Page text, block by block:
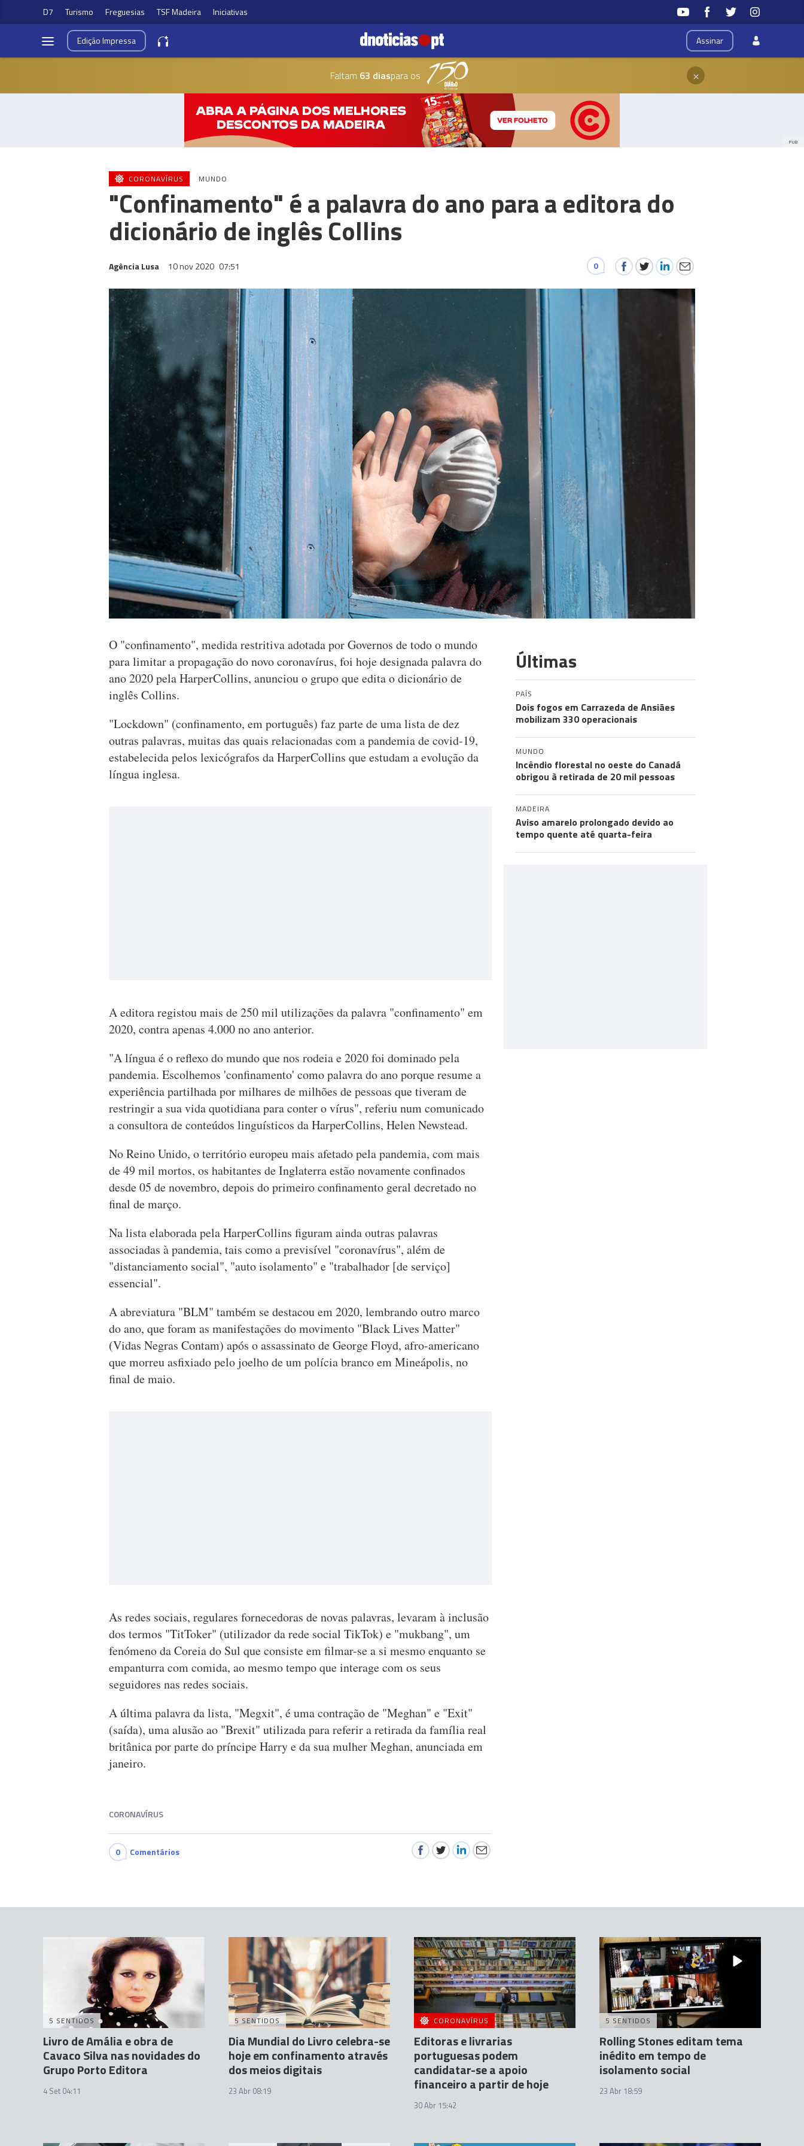
D7 Turismo Freguesias TSF Madeira Iniciativas
Assinar
EdiçãoImpressa
Faltam 63 diaspara os ×
PUB
CORONAVÍRUS MUNDO
"Confinamento" é a palavra do ano para a editora do
dicionário de inglês Collins
Agência Lusa 10 nov 2020 07:51 0
O "confinamento", medida restritiva adotada por Governos de todo o mundo
para limitar a propagação do novo coronavírus, foi hoje designada palavra do
ano 2020 pela HarperCollins, anunciou o grupo que edita o dicionário de
inglês Collins.
"Lockdown" (confinamento, em português) faz parte de uma lista de dez
outras palavras, muitas das quais relacionadas com a pandemia de covid-19,
estabelecida pelos lexicógrafos da HarperCollins que estudam a evolução da
língua inglesa.
A editora registou mais de 250 mil utilizações da palavra "confinamento" em
2020, contra apenas 4.000 no ano anterior.
"A língua é o reflexo do mundo que nos rodeia e 2020 foi dominado pela
pandemia. Escolhemos 'confinamento' como palavra do ano porque resume a
experiência partilhada por milhares de milhões de pessoas que tiveram de
restringir a sua vida quotidiana para conter o vírus", referiu num comunicado
a consultora de conteúdos linguísticos da HarperCollins, Helen Newstead.
No Reino Unido, o território europeu mais afetado pela pandemia, com mais
de 49 mil mortos, os habitantes de Inglaterra estão novamente confinados
desde 05 de novembro, depois do primeiro confinamento geral decretado no
final de março.
Na lista elaborada pela HarperCollins figuram ainda outras palavras
associadas à pandemia, tais como a previsível "coronavírus", além de
"distanciamento social", "auto isolamento" e "trabalhador [de serviço]
essencial".
A abreviatura "BLM" também se destacou em 2020, lembrando outro marco
do ano, que foram as manifestações do movimento "Black Lives Matter"
(Vidas Negras Contam) após o assassinato de George Floyd, afro-americano
que morreu asfixiado pelo joelho de um polícia branco em Mineápolis, no
final de maio.
As redes sociais, regulares fornecedoras de novas palavras, levaram à inclusão
dos termos "TitToker" (utilizador da rede social TikTok) e "mukbang", um
fenómeno da Coreia do Sul que consiste em filmar-se a si mesmo enquanto se
empanturra com comida, ao mesmo tempo que interage com os seus
seguidores nas redes sociais.
A última palavra da lista, "Megxit", é uma contração de "Meghan" e "Exit"
(saída), uma alusão ao "Brexit" utilizada para referir a retirada da família real
britânica por parte do príncipe Harry e da sua mulher Meghan, anunciada em
janeiro.
CORONAVÍRUS
0 Comentários
Últimas
PAÍS
Dois fogos em Carrazeda de Ansiães
mobilizam 330 operacionais
MUNDO
Incêndio florestal no oeste do Canadá
obrigou à retirada de 20 mil pessoas
MADEIRA
Aviso amarelo prolongado devido ao
tempo quente até quarta-feira
5 SENTIDOS
Livro de Amália e obra de
Cavaco Silva nas novidades do
Grupo Porto Editora
4 Set 04:11
5 SENTIDOS
Dia Mundial do Livro celebra-se
hoje em confinamento através
dos meios digitais
23 Abr 08:19
CORONAVÍRUS
Editoras e livrarias
portuguesas podem
candidatar-se a apoio
financeiro a partir de hoje
30 Abr 15:42
5 SENTIDOS
Rolling Stones editam tema
inédito em tempo de
isolamento social
23 Abr 18:59